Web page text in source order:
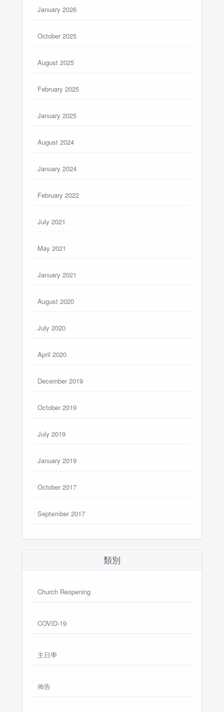
January 2026
October 2025
August 2025
February 2025
January 2025
August 2024
January 2024
February 2022
July 2021
May 2021
January 2021
August 2020
July 2020
April 2020
December 2019
October 2019
July 2019
January 2019
October 2017
September 2017
類別
Church Reopening
COVID-19
主日學
佈告